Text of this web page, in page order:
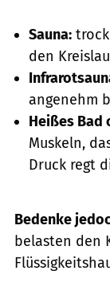
Sauna:
den
angenehm
Heißes Bad
Muskeln,
Druck regt
Bedenke
belasten den